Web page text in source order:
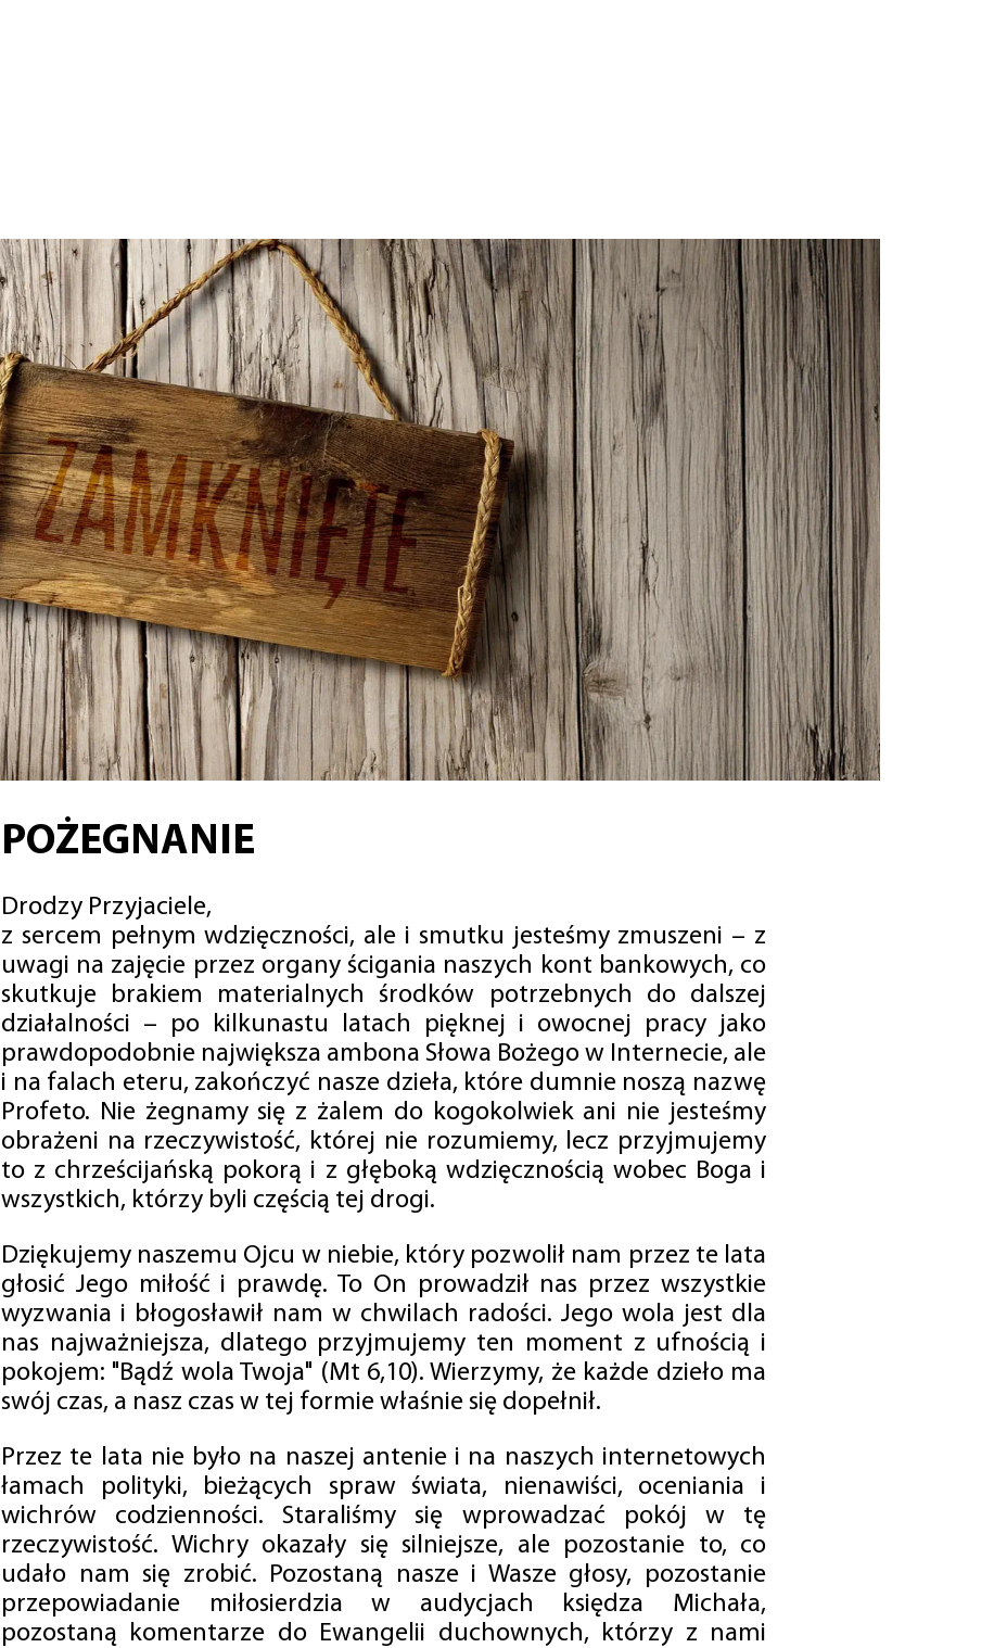
POŻEGNANIE
Drodzy Przyjaciele,
z sercem pełnym wdzięczności, ale i smutku jesteśmy zmuszeni – z
uwagi na zajęcie przez organy ścigania naszych kont bankowych, co
skutkuje brakiem materialnych środków potrzebnych do dalszej
działalności – po kilkunastu latach pięknej i owocnej pracy jako
prawdopodobnie największa ambona Słowa Bożego w Internecie, ale
i na falach eteru, zakończyć nasze dzieła, które dumnie noszą nazwę
Profeto. Nie żegnamy się z żalem do kogokolwiek ani nie jesteśmy
obrażeni na rzeczywistość, której nie rozumiemy, lecz przyjmujemy
to z chrześcijańską pokorą i z głęboką wdzięcznością wobec Boga i
wszystkich, którzy byli częścią tej drogi.
Dziękujemy naszemu Ojcu w niebie, który pozwolił nam przez te lata
głosić Jego miłość i prawdę. To On prowadził nas przez wszystkie
wyzwania i błogosławił nam w chwilach radości. Jego wola jest dla
nas najważniejsza, dlatego przyjmujemy ten moment z ufnością i
pokojem: "Bądź wola Twoja" (Mt 6,10). Wierzymy, że każde dzieło ma
swój czas, a nasz czas w tej formie właśnie się dopełnił.
Przez te lata nie było na naszej antenie i na naszych internetowych
łamach polityki, bieżących spraw świata, nienawiści, oceniania i
wichrów codzienności. Staraliśmy się wprowadzać pokój w tę
rzeczywistość. Wichry okazały się silniejsze, ale pozostanie to, co
udało nam się zrobić. Pozostaną nasze i Wasze głosy, pozostanie
przepowiadanie miłosierdzia w audycjach księdza Michała,
pozostaną komentarze do Ewangelii duchownych, którzy z nami